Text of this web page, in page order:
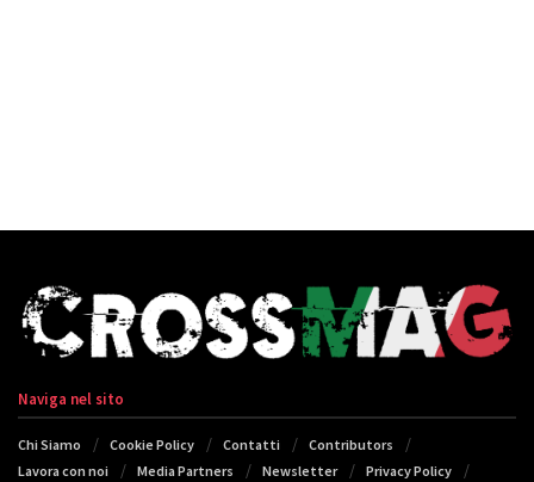
Naviga nel sito
Chi Siamo Cookie Policy Contatti
Contributors
Lavora con noi
Media Partners Newsletter
Privacy Policy